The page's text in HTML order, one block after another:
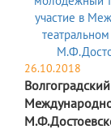
26.10.2018